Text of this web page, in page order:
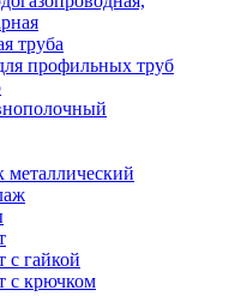
труба
профильных труб
с гайкой
с крючком